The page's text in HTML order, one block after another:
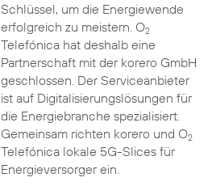
Schlüssel, um die Energiewende
erfolgreich zu meistern. O2
Telefónica hat deshalb eine
Partnerschaft mit der korero GmbH
geschlossen. Der Serviceanbieter
ist auf Digitalisierungslösungen für
die Energiebranche spezialisiert.
Gemeinsam richten korero und O2
Telefónica lokale 5G-Slices für
Energieversorger ein.